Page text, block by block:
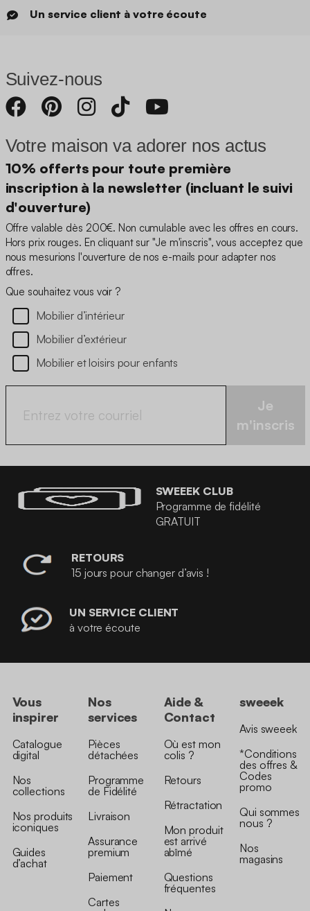
Un service client à votre écoute
Suivez-nous
Votre maison va adorer nos actus
10% offerts pour toute première
inscription à la newsletter (incluant le suivi
d'ouverture)
Offre valable dès 200€. Non cumulable avec les offres en cours.
Hors prix rouges. En cliquant sur "Je m'inscris", vous acceptez que
nous mesurions l'ouverture de nos e-mails pour adapter nos
offres.
Que souhaitez vous voir ?
Mobilier d’intérieur
Mobilier d’extérieur
Mobilier et loisirs pour enfants
Je
m'inscris
SWEEEK CLUB
Programme de fidélité
GRATUIT
RETOURS
15 jours pour changer d’avis !
UN SERVICE CLIENT
à votre écoute
Vous
inspirer
Catalogue
digital
Nos
collections
Nos produits
iconiques
Guides
d’achat
Nos
services
Pièces
détachées
Programme
de Fidélité
Livraison
Assurance
premium
Paiement
Cartes
Aide &
Contact
Où est mon
colis ?
Retours
Rétractation
Mon produit
est arrivé
abîmé
Questions
fréquentes
sweeek
Avis sweeek
*Conditions
des offres &
Codes
promo
Qui sommes
nous ?
Nos
magasins